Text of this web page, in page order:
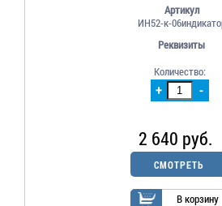
Артикул
ИН52-к-
Реквизиты
+ -
Количество:
2 640 руб.
СМОТРЕТЬ
В корзину